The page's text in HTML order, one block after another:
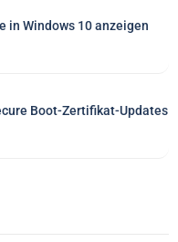
in Windows 10 anzeigen
Boot-Zertifikat-Updates